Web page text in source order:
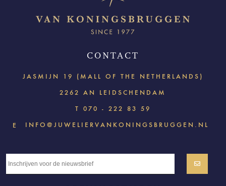
CONTACT
JASMIJN 19 (MALL OF THE NETHERLANDS)
2262 AN LEIDSCHENDAM
T 070 - 222 83 59
E INFO@JUWELIERVANKONINGSBRUGGEN.NL